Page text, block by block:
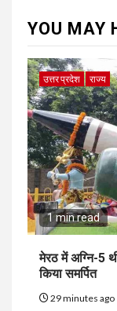
YOU MAY
उत्तर प्रदेश राज्य
1 min read
मेरठ में अग्नि-5
किया समर्पित
29 minutes ago